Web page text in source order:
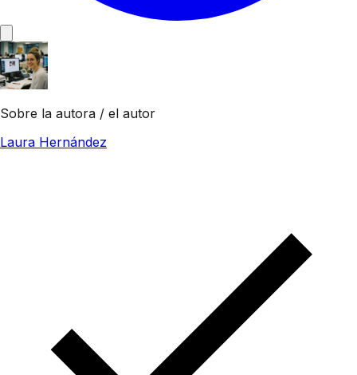
Sobre la autora / el autor
Laura Hernández